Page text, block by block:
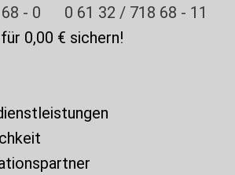
- 0
0 61 32 / 718 68 - 11
0,00 € sichern!